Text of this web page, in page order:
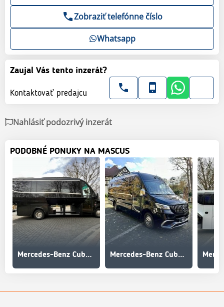
Zobraziť telefónne číslo
Whatsapp
Zaujal Vás tento inzerát?
Kontaktovať predajcu
Nahlásiť podozrivý inzerát
PODOBNÉ PONUKY NA MASCUS
Mercedes-Benz Cuby Sprinter HD 519 CDI Tourist Line 25+1+1 Mercedes-Benz Cuby Sprinter Tourist Line 519 CDI |16+1+1|No. 534